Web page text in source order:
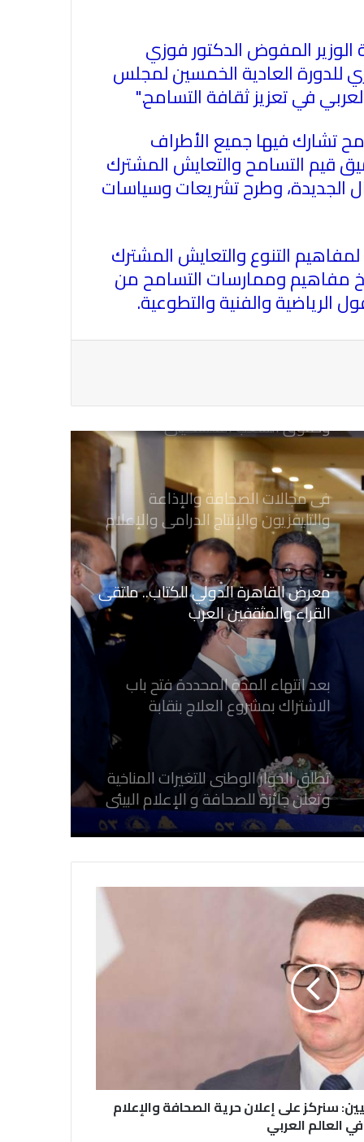
المفوض الدكتور فوزي
للدورة العادية الخمسين لمجلس
في تعزيز ثقافة التسامح".
تشارك فيها جميع الأطراف
قيم التسامح والتعايش المشترك
الجديدة، وطرح تشريعات وسياسات
التنوع والتعايش المشترك
مفاهيم وممارسات التسامح من
الرياضية والفنية والتطوعية.
بمناسبة مرور ١١٢ عاما على صدور أول
صحيفة (العلم)
في عيد الصحافة العراقية تحية لكل
الصحفيين ولأرواح شهداء الصحافة
العراقيين
يطالب السلطات السودانية بالإفراج
الفوري عن الزميل الصحفي اسحق
يدعو الى دعم القضية الفلسطينية
وحقوق الشعب الفلسطيني
فى مجالات الصحافة والإذاعة
والتليفزيون والإنتاج الدرامى والإعلام
الرقمي
معرض القاهرة الدولي للكتاب.. ملتقى
القراء والمثقفين العرب
بعد انتهاء المدة المحددة فتح باب
الاشتراك بمشروع العلاج بنقابة
الصحفيين المصريين
تطلق الحوار الوطنى للتغيرات المناخية
وتعلن جائزة للصحافة و الإعلام ‎البيئي
عن التغيرات المناخية
نقابة الصحفيين العراقيين تستقبل طلبة
كلية الإعلام بجامعة المستقبل في بابل
في احتفالية عيد الصحافة النجفية
صحيفة (العلم)
في عيد الصحافة العراقية تحية لكل
الصحفيين ولأرواح شهداء الصحافة
سنركز على إعلان حرية الصحافة والإعلام
في العالم العربي